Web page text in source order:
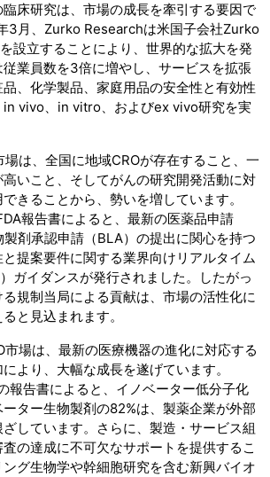
床研究は、市場の成長を牽引する要因で
3月、Zurko Researchは米国子会社Zurko
設立することにより、世界的な拡大を発
業員数を3倍に増やし、サービスを拡張
、化学製品、家庭用品の安全性と有効性
in vivo、in vitro、およびex vivo研究を実
は、全国に地域CROが存在すること、一
いこと、そしてがんの研究開発活動に対
きることから、勢いを増しています。
報告書によると、最新の医薬品申請
製剤承認申請（BLA）の提出に関心を持つ
提案要件に関する業界向けリアルタイム
ガイダンスが発行されました。したがっ
規制当局による貢献は、市場の活性化に
と見込まれます。
市場は、最新の医療機器の進化に対応する
より、大幅な成長を遂げています。
報告書によると、イノベーター低分子化
ター生物製剤の82%は、製薬企業が外部
しています。さらに、製造・サービス組
の達成に不可欠なサポートを提供するこ
グ生物学や幹細胞研究を含む新興バイオ